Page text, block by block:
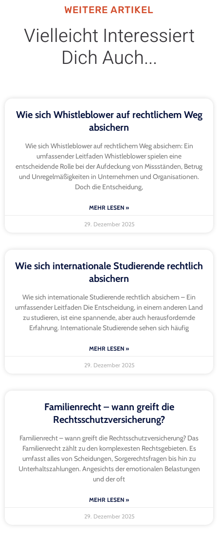
WEITERE ARTIKEL
Vielleicht Interessiert
Dich Auch...
Wie sich Whistleblower auf rechtlichem Weg
absichern
Wie sich Whistleblower auf rechtlichem Weg absichern: Ein
umfassender Leitfaden Whistleblower spielen eine
entscheidende Rolle bei der Aufdeckung von Missständen, Betrug
und Unregelmäßigkeiten in Unternehmen und Organisationen.
Doch die Entscheidung,
MEHR LESEN »
29. Dezember 2025
Wie sich internationale Studierende rechtlich
absichern
Wie sich internationale Studierende rechtlich absichern – Ein
umfassender Leitfaden Die Entscheidung, in einem anderen Land
zu studieren, ist eine spannende, aber auch herausfordernde
Erfahrung. Internationale Studierende sehen sich häufig
MEHR LESEN »
29. Dezember 2025
Familienrecht – wann greift die
Rechtsschutzversicherung?
Familienrecht – wann greift die Rechtsschutzversicherung? Das
Familienrecht zählt zu den komplexesten Rechtsgebieten. Es
umfasst alles von Scheidungen, Sorgerechtsfragen bis hin zu
Unterhaltszahlungen. Angesichts der emotionalen Belastungen
und der oft
MEHR LESEN »
29. Dezember 2025